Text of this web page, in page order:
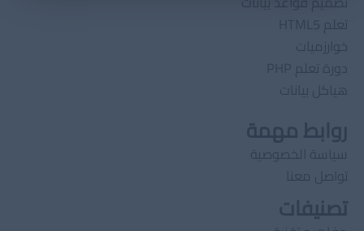
تعلم HTML5
خوارزميات
دورة تعلم PHP
هياكل بيانات
روابط مهمة
سياسة الخصوصية
تواصل معنا
تصنيفات